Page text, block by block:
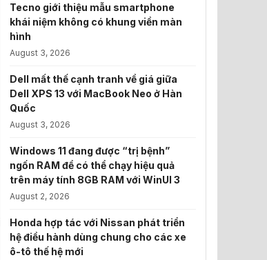
Tecno giới thiệu mẫu smartphone
khái niệm không có khung viền màn
hình
August 3, 2026
Dell mất thế cạnh tranh về giá giữa
Dell XPS 13 với MacBook Neo ở Hàn
Quốc
August 3, 2026
Windows 11 đang được “trị bệnh”
ngốn RAM để có thể chạy hiệu quả
trên máy tính 8GB RAM với WinUI 3
August 2, 2026
Honda hợp tác với Nissan phát triển
hệ điều hành dùng chung cho các xe
ô-tô thế hệ mới